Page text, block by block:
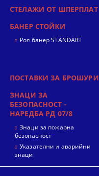
СТЕЛАЖИ ОТ ШПЕРПЛАТ
БАНЕР СТОЙКИ
Рол банер STANDART
ПОСТАВКИ ЗА БРОШУРИ
ЗНАЦИ ЗА
БЕЗОПАСНОСТ -
НАРЕДБА РД 07/8
Знаци за пожарна
безопасност
Указателни и аварийни
знаци